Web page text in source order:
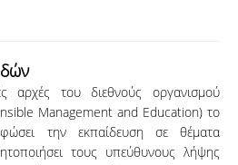
αρχές του διεθνούς οργανισμού
Management and Education) το
την εκπαίδευση σε θέματα
τους υπεύθυνους λήψης